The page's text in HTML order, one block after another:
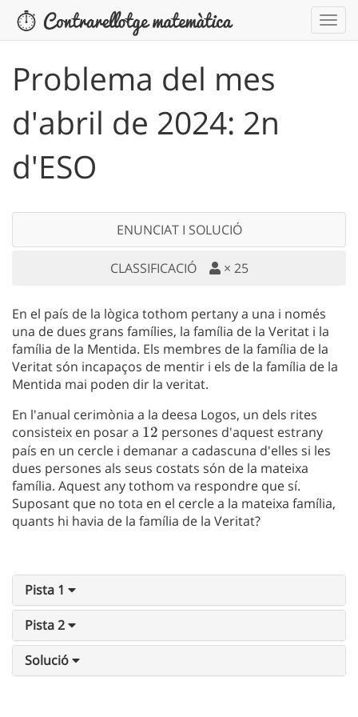
Problema del mes
d'abril de 2024: 2n
d'ESO
ENUNCIAT I SOLUCIÓ
CLASSIFICACIÓ × 25
En el país de la lògica tothom pertany a una i només
una de dues grans famílies, la família de la Veritat i la
família de la Mentida. Els membres de la família de la
Veritat són incapaços de mentir i els de la família de la
Mentida mai poden dir la veritat.
En l'anual cerimònia a la deesa Logos, un dels rites
consisteix en posar a 12
12 persones d'aquest estrany
país en un cercle i demanar a cadascuna d'elles si les
dues persones als seus costats són de la mateixa
família. Aquest any tothom va respondre que sí.
Suposant que no tota en el cercle a la mateixa família,
quants hi havia de la família de la Veritat?
Pista 1
Pista 2
Solució